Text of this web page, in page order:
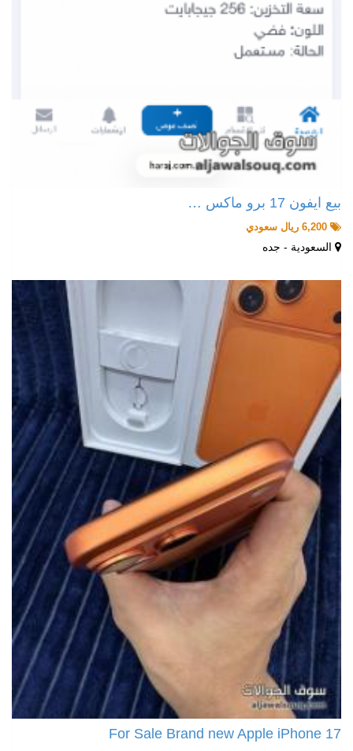
بيع ايفون 17 برو ماكس …
السعودية - جده
For Sale Brand new Apple iPhone 17